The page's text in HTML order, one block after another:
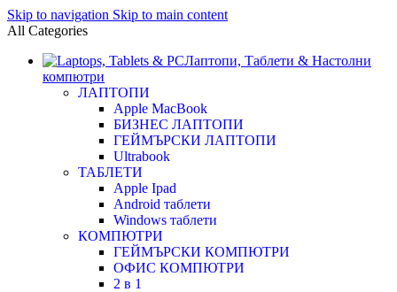
Skip to navigation Skip to main content
All Categories
Лаптопи, Таблети & Настолни
компютри
ЛАПТОПИ
Apple MacBook
БИЗНЕС ЛАПТОПИ
ГЕЙМЪРСКИ ЛАПТОПИ
Ultrabook
ТАБЛЕТИ
Apple Ipad
Android таблети
Windows таблети
КОМПЮТРИ
ГЕЙМЪРСКИ КОМПЮТРИ
ОФИС КОМПЮТРИ
2 в 1